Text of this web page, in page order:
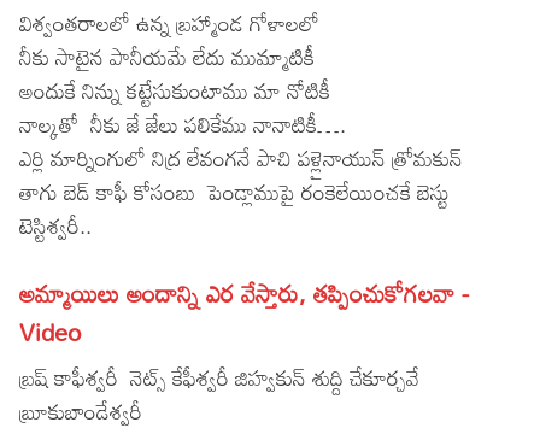
Lyrics in Hindi – Movie Songs
Lyrics in Tamil – Devotional Songs
Lyrics in Tamil – Movie Songs
Kannada
Lyrics in Kannada – Movie Songs
విశ్వంతరాలలో ఉన్న బ్రహ్మాండ గోళాలలో
నీకు సాటైన పానీయమే లేదు ముమ్మాటికీ
అందుకే నిన్ను కట్టేసుకుంటాము మా నోటికీ
నాల్కతో నీకు జే జేలు పలికేము నానాటికీ….
ఎర్లి మార్నింగులో నిద్ర లేవంగనే పాచి పళ్లైనాయున్ త్రోమకున్
తాగు బెడ్ కాఫీ కోసంబు పెండ్లాముపై రంకెలేయించకే బెస్టు
టెస్టిశ్వరీ..
అమ్మాయిలు అందాన్ని ఎర వేస్తారు, తప్పించుకోగలవా -
Video
బ్రష్ కాఫీశ్వరీ నెట్స్ కేఫీశ్వరీ జిహ్వకున్ శుద్ది చేకూర్చవే
బ్రూకుబాండేశ్వరీ